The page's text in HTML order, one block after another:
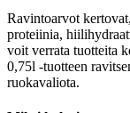
Ravintoarvot
proteiinia,
voit verrata tuotteita
0,75l -tuotteen
ruokavaliota.